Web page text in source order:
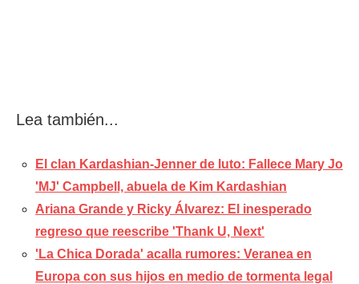
Lea también...
El clan Kardashian-Jenner de luto: Fallece Mary Jo
'MJ' Campbell, abuela de Kim Kardashian
Ariana Grande y Ricky Álvarez: El inesperado
regreso que reescribe 'Thank U, Next'
'La Chica Dorada' acalla rumores: Veranea en
Europa con sus hijos en medio de tormenta legal